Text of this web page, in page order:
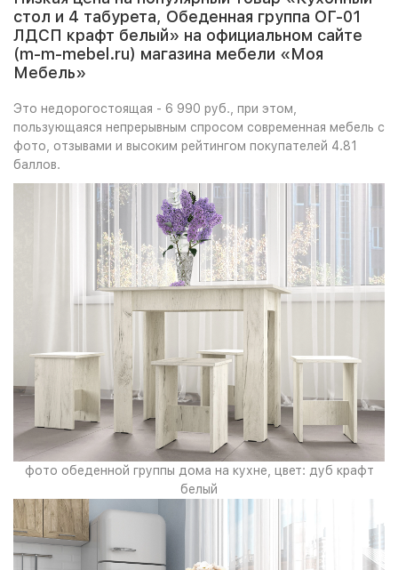
стол и 4 табурета, Обеденная группа ОГ-01
ЛДСП крафт белый» на официальном сайте
(m-m-mebel.ru) магазина мебели «Моя
Мебель»
Это недорогостоящая - 6 990 руб., при этом,
пользующаяся непрерывным спросом современная мебель с
фото, отзывами и высоким рейтингом покупателей 4.81
баллов.
фото обеденной группы дома на кухне, цвет: дуб крафт
белый